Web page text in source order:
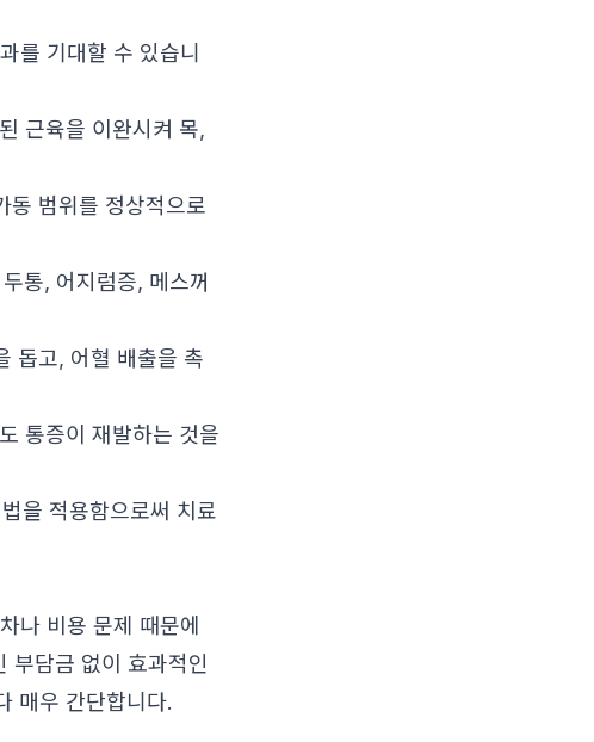
를 기대할 수 있습니
근육을 이완시켜 목,
동 범위를 정상적으로
통, 어지럼증, 메스꺼
돕고, 어혈 배출을 촉
통증이 재발하는 것을
을 적용함으로써 치료
나 비용 문제 때문에
부담금 없이 효과적인
매우 간단합니다.